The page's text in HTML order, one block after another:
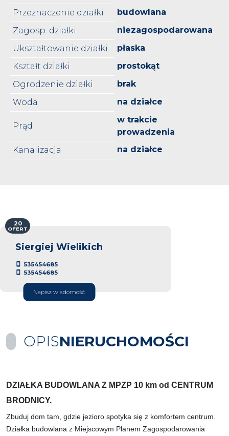
Przeznaczenie działki
budowlana
Zagosp. działki
niezagospodarowana
Ukształtowanie działki
płaska
Kształt działki
prostokąt
Ogrodzenie działki
brak
Woda
na działce
Prąd
w trakcie
prowadzenia
Kanalizacja
na działce
Siergiej Wielikich
535454685
535454685
Napisz wiadomość
20
OFERT
OPISNIERUCHOMOŚCI
DZIAŁKA BUDOWLANA Z MPZP 10 km od CENTRUM
BRODNICY.
Zbuduj dom tam, gdzie jezioro spotyka się z komfortem centrum.
Działka budowlana z Miejscowym Planem Zagospodarowania